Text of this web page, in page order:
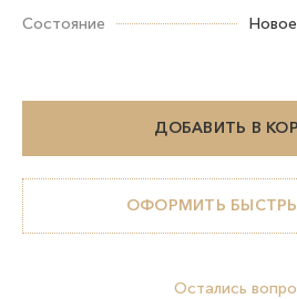
Состояние
Новое
ДОБАВИТЬ В
ОФОРМИТЬ
Остались